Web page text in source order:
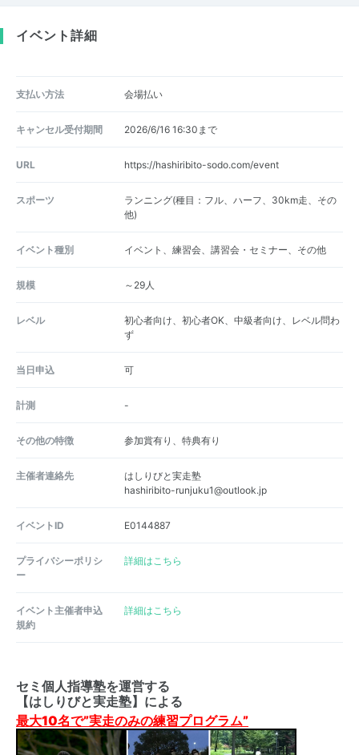
イベント詳細
支払い方法 会場払い
キャンセル受付期間 2026/6/16 16:30まで
URL https://hashiribito-sodo.com/event
スポーツ
ランニング(種目：フル、ハーフ、30km走、その
他)
イベント種別 イベント、練習会、講習会・セミナー、その他
規模 ～29人
レベル
初心者向け、初心者OK、中級者向け、レベル問わ
ず
当日申込 可
計測 -
その他の特徴 参加賞有り、特典有り
主催者連絡先
はしりびと実走塾
hashiribito-runjuku1@outlook.jp
イベントID E0144887
プライバシーポリシ
ー
詳細はこちら
イベント主催者申込
規約
詳細はこちら
セミ個人指導塾を運営する
【はしりびと実走塾】による
最大10名で”実走のみの練習プログラム”